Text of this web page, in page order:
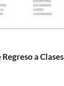
a Clases